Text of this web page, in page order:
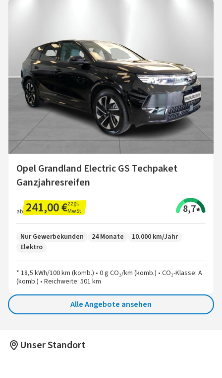
Opel Grandland Electric GS Techpaket
Ganzjahresreifen
ab 241,00 €zzgl.
MwSt.
8,7
Nur Gewerbekunden 24 Monate
10.000 km/Jahr
Elektro
* 18,5 kWh/100 km (komb.) • 0 g CO₂/km (komb.) • CO₂-Klasse: A
(komb.) • Reichweite: 501 km
Alle Angebote ansehen
Unser Standort